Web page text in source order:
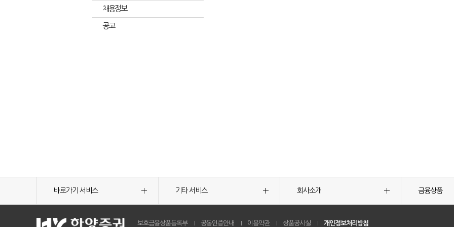
채용정보
공고
바로가기 서비스 기타 서비스 회사소개 금융상품
보호금융상품등록부 공동인증안내 이용약관 상품공시실 개인정보처리방침